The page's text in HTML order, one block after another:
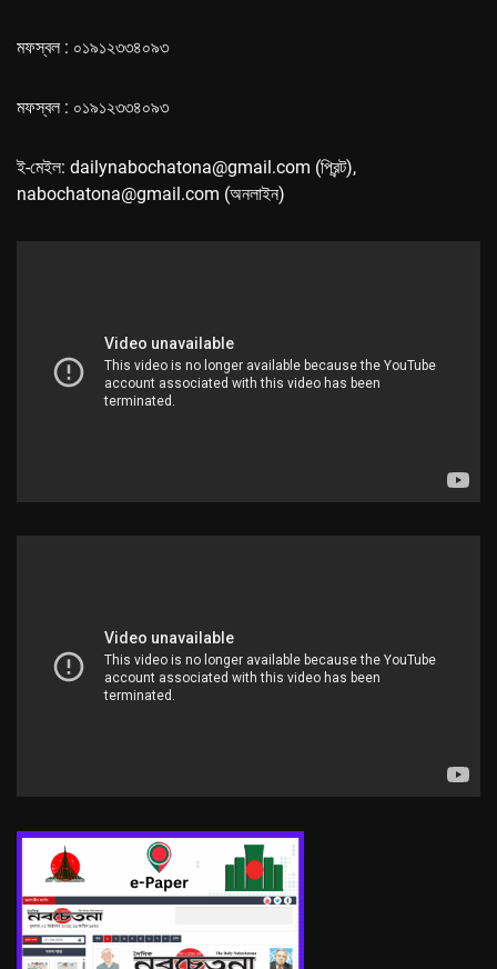
মফস্বল : ০১৯১২৩৩৪০৯৩
মফস্বল : ০১৯১২৩৩৪০৯৩
ই-মেইল: dailynabochatona@gmail.com (প্রিন্ট),
nabochatona@gmail.com (অনলাইন)